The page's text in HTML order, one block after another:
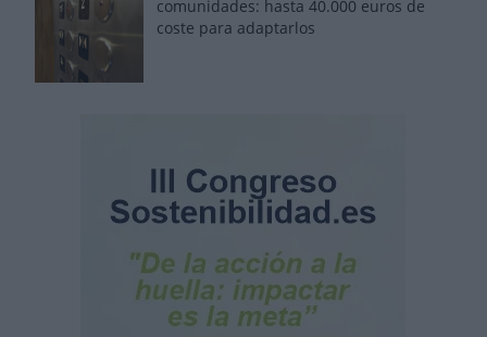
comunidades: hasta 40.000 euros de
coste para adaptarlos